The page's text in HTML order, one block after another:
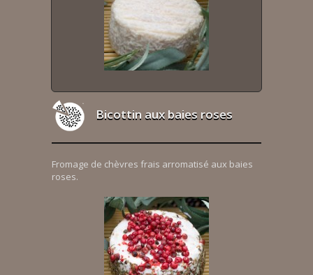
Bicottin aux baies roses
Fromage de chèvres frais arromatisé aux baies
roses.